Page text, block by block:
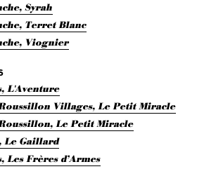
Syrah
Terret Blanc
Viognier
L'Aventure
Villages, Le Petit Miracle
Le Petit Miracle
Le Gaillard
Les Frères d’Armes